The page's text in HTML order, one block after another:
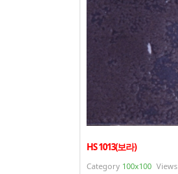
HS 1013(보라)
Category 100x100 Views